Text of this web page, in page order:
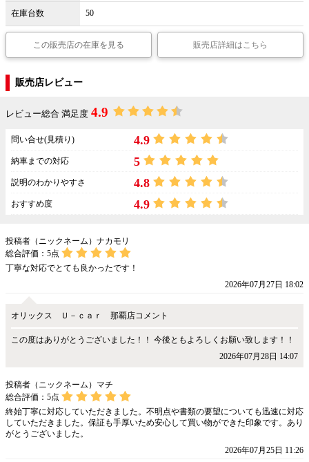
在庫台数 50
この販売店の在庫を見る 販売店詳細はこちら
販売店レビュー
レビュー総合 満足度 4.9
問い合せ(見積り) 4.9
納車までの対応 5
説明のわかりやすさ 4.8
おすすめ度 4.9
投稿者（ニックネーム）ナカモリ
総合評価： 5点
丁寧な対応でとても良かったです！
2026年07月27日 18:02
オリックス Ｕ－ｃａｒ 那覇店コメント
この度はありがとうございました！！ 今後ともよろしくお願い致します！！
2026年07月28日 14:07
投稿者（ニックネーム）マチ
総合評価： 5点
終始丁寧に対応していただきました。不明点や書類の要望についても迅速に対応
していただきました。保証も手厚いため安心して買い物ができた印象です。あり
がとうございました。
2026年07月25日 11:26